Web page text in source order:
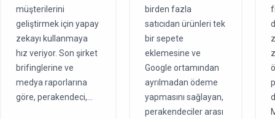
müşterilerini
geliştirmek için yapay
zekayı kullanmaya
hız veriyor. Son şirket
brifinglerine ve
medya raporlarına
göre, perakendeci,...
birden fazla
satıcıdan ürünleri tek
bir sepete
eklemesine ve
Google ortamından
ayrılmadan ödeme
yapmasını sağlayan,
perakendeciler arası